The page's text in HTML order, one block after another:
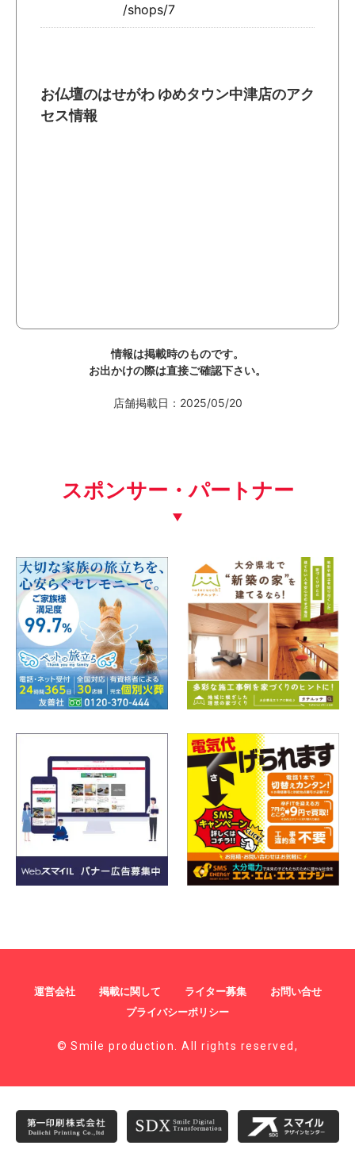
/shops/7
お仏壇のはせがわ ゆめタウン中津店のアク
セス情報
情報は掲載時のものです。
お出かけの際は直接ご確認下さい。
店舗掲載日：2025/05/20
スポンサー・パートナー
運営会社 掲載に関して ライター募集
お問い合せ
プライバシーポリシー
© Smile production. All rights reserved,